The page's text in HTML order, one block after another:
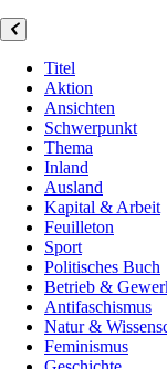
Titel
Aktion
Ansichten
Schwerpunkt
Thema
Inland
Ausland
Kapital & Arbeit
Feuilleton
Sport
Politisches Buch
Betrieb &
Antifaschismus
Natur &
Feminismus